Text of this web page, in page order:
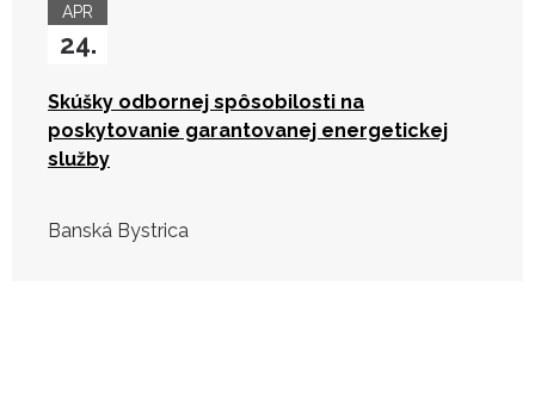
APR
24.
Skúšky odbornej spôsobilosti na
poskytovanie garantovanej energetickej
služby
Banská Bystrica